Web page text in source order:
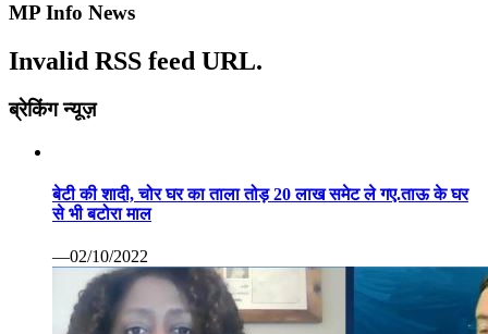
MP Info News
Invalid RSS feed URL.
ब्रेकिंग न्यूज़
बेटी की शादी, चोर घर का ताला तोड़ 20 लाख समेट ले गए.ताऊ के घर
से भी बटोरा माल
—02/10/2022